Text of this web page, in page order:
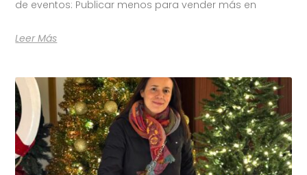
de eventos: Publicar menos para vender más en
Leer Más